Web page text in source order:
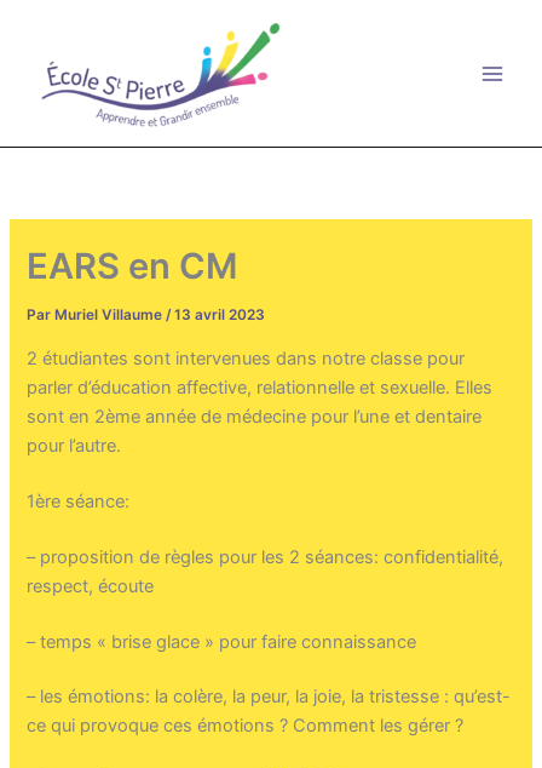
contenu
EARS en CM
Par Muriel Villaume/13 avril 2023
2 étudiantes sont intervenues dans notre classe pour
parler d’éducation affective, relationnelle et sexuelle. Elles
sont en 2ème année de médecine pour l’une et dentaire
pour l’autre.
1ère séance:
– proposition de règles pour les 2 séances: confidentialité,
respect, écoute
– temps « brise glace » pour faire connaissance
– les émotions: la colère, la peur, la joie, la tristesse : qu’est-
ce qui provoque ces émotions ? Comment les gérer ?